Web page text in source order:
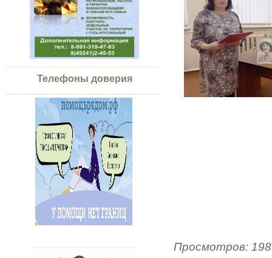
Телефоны доверия
Просмотров: 198